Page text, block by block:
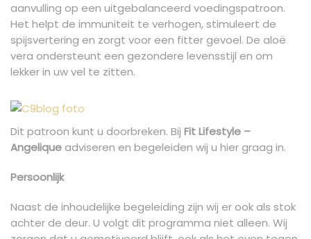
aanvulling op een uitgebalanceerd voedingspatroon.
Het helpt de immuniteit te verhogen, stimuleert de
spijsvertering en zorgt voor een fitter gevoel. De aloë
vera ondersteunt een gezondere levensstijl en om
lekker in uw vel te zitten.
Dit patroon kunt u doorbreken. Bij FitLifestyle –
Angeliqueadviseren en begeleiden wij u hier graag in.
Persoonlijk
Naast de inhoudelijke begeleiding zijn wij er ook als stok
achter de deur. U volgt dit programma niet alleen. Wij